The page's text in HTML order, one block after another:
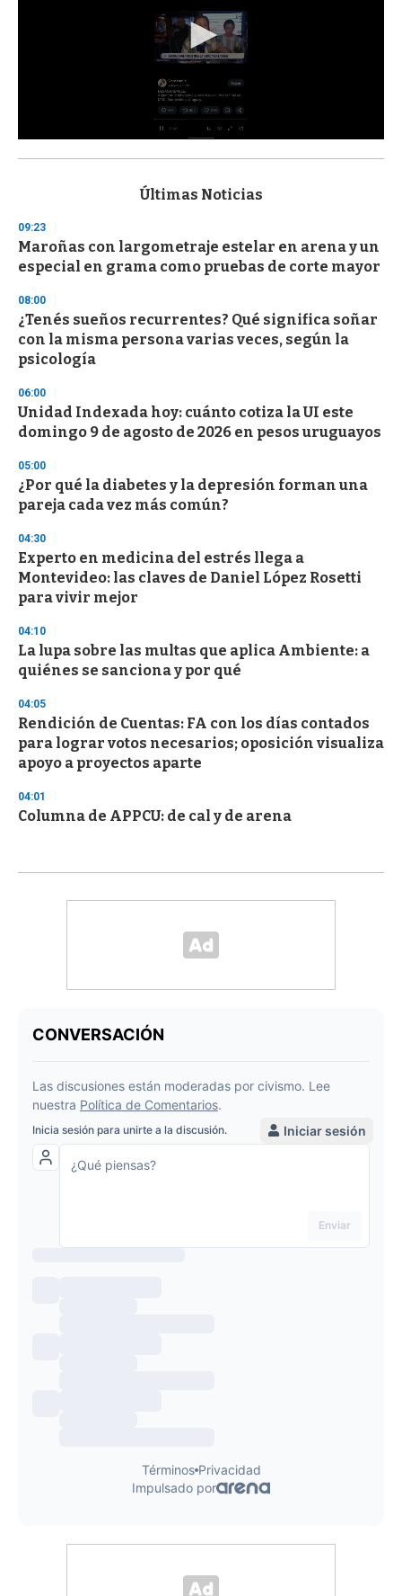
s
d
s
o
f
3
s
e
c
o
d
s
Últimas Noticias
09:23
Maroñas con largometraje estelar en arena y un
especial en grama como pruebas de corte mayor
08:00
¿Tenés sueños recurrentes? Qué significa soñar
con la misma persona varias veces, según la
psicología
06:00
Unidad Indexada hoy: cuánto cotiza la UI este
domingo 9 de agosto de 2026 en pesos uruguayos
05:00
¿Por qué la diabetes y la depresión forman una
pareja cada vez más común?
04:30
Experto en medicina del estrés llega a
Montevideo: las claves de Daniel López Rosetti
para vivir mejor
04:10
La lupa sobre las multas que aplica Ambiente: a
quiénes se sanciona y por qué
04:05
Rendición de Cuentas: FA con los días contados
para lograr votos necesarios; oposición visualiza
apoyo a proyectos aparte
04:01
Columna de APPCU: de cal y de arena